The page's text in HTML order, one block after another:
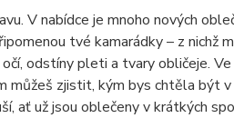
V nabídce je mnoho nových
tvé kamarádky – z nichž
odstíny pleti a tvary obličeje.
můžeš zjistit, kým bys chtěla být
ať už jsou oblečeny v krátkých